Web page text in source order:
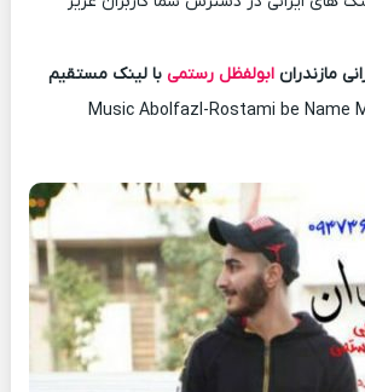
مازندرانابولفظل رستمی با لینک مستقیم
Music Abolfazl-Rostami be Name